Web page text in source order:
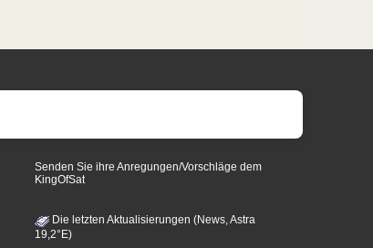
Senden Sie ihre Anregungen/Vorschläge dem
KingOfSat
Die letzten Aktualisierungen (News, Astra
19,2°E)